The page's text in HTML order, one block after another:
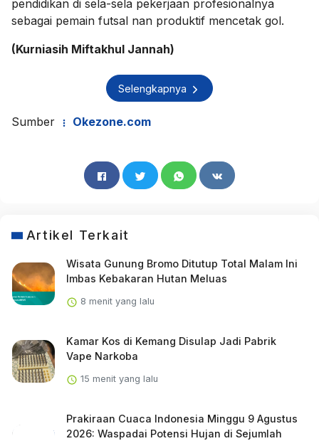
pendidikan di sela-sela pekerjaan profesionalnya
sebagai pemain futsal nan produktif mencetak gol.
(Kurniasih Miftakhul Jannah)
Selengkapnya
Sumber Okezone.com
Artikel Terkait
Wisata Gunung Bromo Ditutup Total Malam Ini
Imbas Kebakaran Hutan Meluas
8 menit yang lalu
Kamar Kos di Kemang Disulap Jadi Pabrik
Vape Narkoba
15 menit yang lalu
Prakiraan Cuaca Indonesia Minggu 9 Agustus
2026: Waspadai Potensi Hujan di Sejumlah